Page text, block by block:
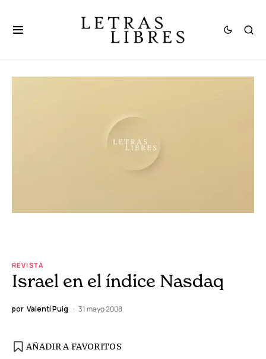
REVISTA
Israel en el índice Nasdaq
por Valentí Puig 31 mayo 2008
AÑADIR A FAVORITOS